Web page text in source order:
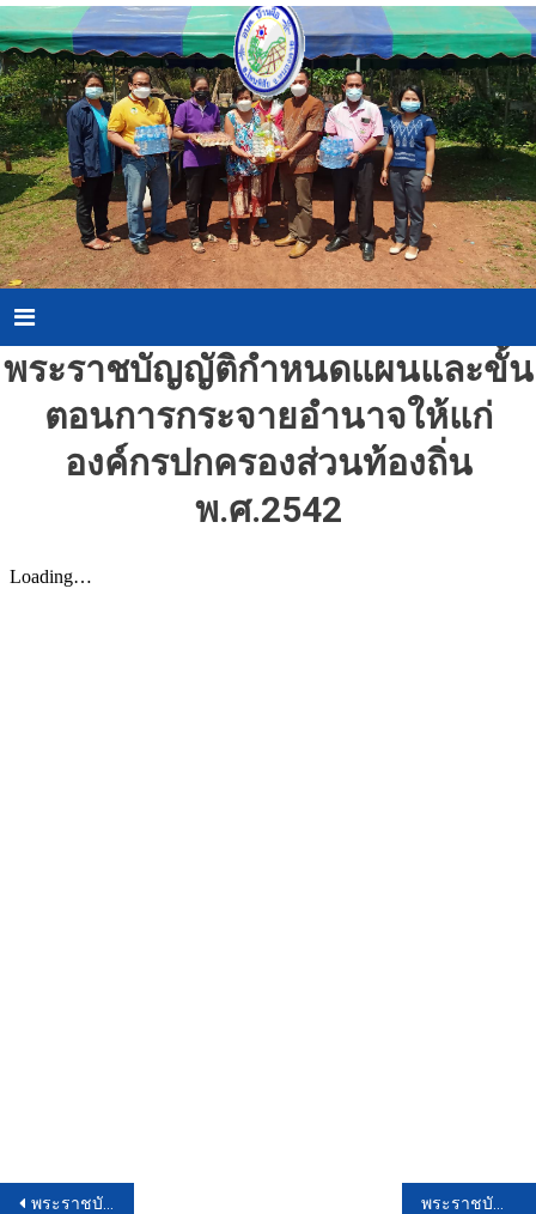
Skip
to
content
Menu
พระราชบัญญัติกำหนดแผนและขั้น
ตอนการกระจายอำนาจให้แก่
องค์กรปกครองส่วนท้องถิ่น
พ.ศ.2542
แนะแนว
พระราชบัญญัติข้อมูลข่าวสารทางราชการ พ.ศ.2540